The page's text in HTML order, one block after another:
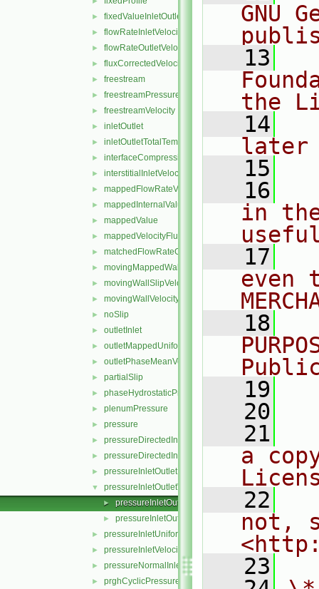
► fixedValueInletOutlet
► flowRateInletVelocity
► flowRateOutletVelocity
► fluxCorrectedVelocity
► freestream
► freestreamPressure
► freestreamVelocity
► inletOutlet
► inletOutletTotalTemperature
► interfaceCompression
► interstitialInletVelocity
► mappedFlowRateVelocity
► mappedInternalValue
► mappedValue
► mappedVelocityFlux
► matchedFlowRateOutletVelocity
► movingMappedWallVelocity
► movingWallSlipVelocity
► movingWallVelocity
► noSlip
► outletInlet
► outletMappedUniformInlet
► outletPhaseMeanVelocity
► partialSlip
► phaseHydrostaticPressure
► plenumPressure
► pressure
► pressureDirectedInletOutletVelocity
► pressureDirectedInletVelocity
► pressureInletOutletParSlipVelocity
▼ pressureInletOutletVelocity
► pressureInletOutletVelocityFvPatchVectorField.C
► pressureInletOutletVelocityFvPatchVectorField.H
► pressureInletUniformVelocity
► pressureInletVelocity
► pressureNormalInletOutletVelocity
► prghCyclicPressure
GNU
   13
the
   14
later
   15
   16
in
   17
even
   18
   19
   20
   21
a
   22
not,
   23